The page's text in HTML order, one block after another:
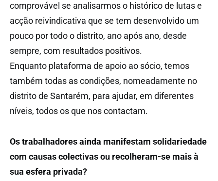
comprovável se analisarmos o histórico de lutas e
acção reivindicativa que se tem desenvolvido um
pouco por todo o distrito, ano após ano, desde
sempre, com resultados positivos.
Enquanto plataforma de apoio ao sócio, temos
também todas as condições, nomeadamente no
distrito de Santarém, para ajudar, em diferentes
níveis, todos os que nos contactam.
Os trabalhadores ainda manifestam solidariedade
com causas colectivas ou recolheram-se mais à
sua esfera privada?